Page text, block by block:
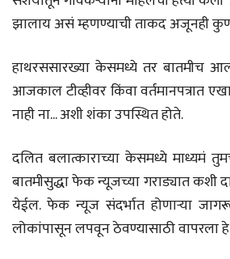
झालाय असं म्हणण्याची ताकद अजूनही
हाथरससारख्या केसमध्ये तर बातमीच
आजकाल टीव्हीवर किंवा वर्तमानपत्रात
नाही ना... अशी शंका उपस्थित होते.
दलित बलात्काराच्या केसमध्ये माध्यमं
बातमीसुद्धा फेक न्यूजच्या गराड्यात कशी
येईल. फेक न्यूज संदर्भात होणाऱ्या
लोकांपासून लपवून ठेवण्यासाठी वापरला